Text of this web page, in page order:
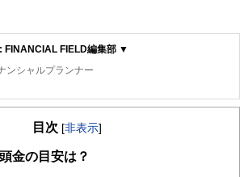
FINANCIAL FIELD編集部 ▼
ンシャルプランナー
編集部は、金融、経済に関する記事を、日々
い方でも理解できるようわかりやすく発信していま
目次 [非表示]
金の目安は？